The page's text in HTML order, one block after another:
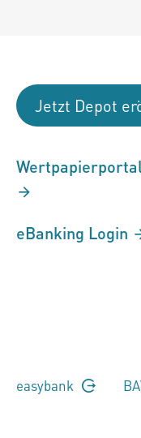
Jetzt Depot
eBanking Login
easybank